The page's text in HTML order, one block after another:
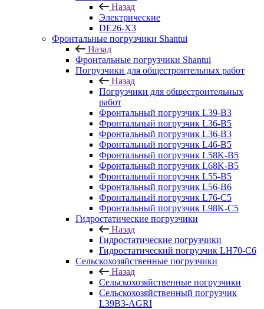
Назад
Электрические
DE26-X3
Фронтальные погрузчики Shantui
Назад
Фронтальные погрузчики Shantui
Погрузчики для общестроительных работ
Назад
Погрузчики для общестроительных
работ
Фронтальный погрузчик L39-B3
Фронтальный погрузчик L36-B5
Фронтальный погрузчик L36-B3
Фронтальный погрузчик L46-B5
Фронтальный погрузчик L58K-B5
Фронтальный погрузчик L68K-B5
Фронтальный погрузчик L55-B5
Фронтальный погрузчик L56-B6
Фронтальный погрузчик L76-С5
Фронтальный погрузчик L98K-C5
Гидростатические погрузчики
Назад
Гидростатические погрузчики
Гидростатический погрузчик LH70-C6
Сельскохозяйственные погрузчики
Назад
Сельскохозяйственные погрузчики
Сельскохозяйственный погрузчик
L39B3-AGRI